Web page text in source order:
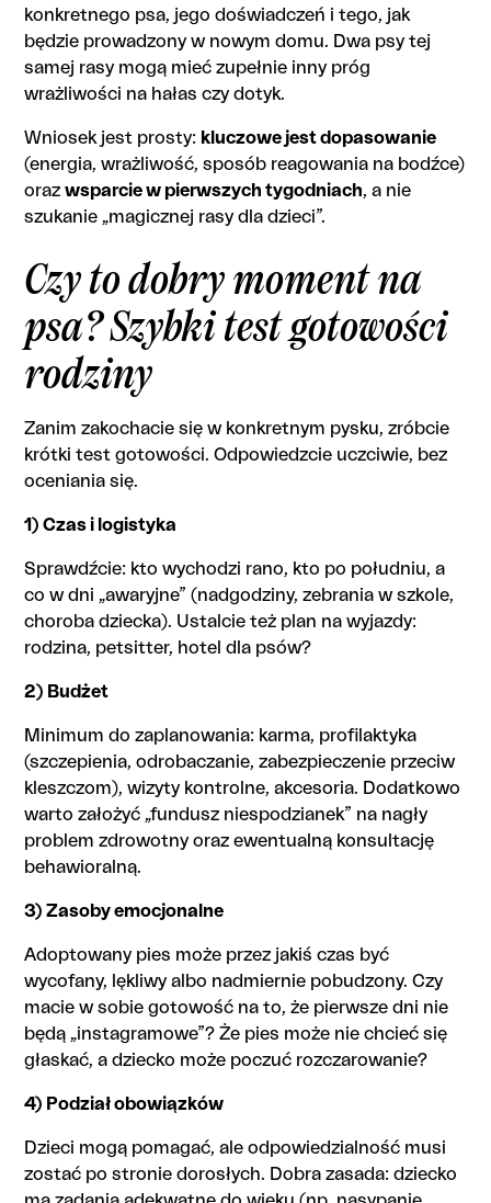
konkretnego psa, jego doświadczeń i tego, jak
będzie prowadzony w nowym domu. Dwa psy tej
samej rasy mogą mieć zupełnie inny próg
wrażliwości na hałas czy dotyk.
Wniosek jest prosty: kluczowe jest dopasowanie
(energia, wrażliwość, sposób reagowania na bodźce)
orazwsparcie w pierwszych tygodniach, a nie
szukanie „magicznej rasy dla dzieci”.
Czy to dobry moment na
psa? Szybki test gotowości
rodziny
Zanim zakochacie się w konkretnym pysku, zróbcie
krótki test gotowości. Odpowiedzcie uczciwie, bez
oceniania się.
1) Czas i logistyka
Sprawdźcie: kto wychodzi rano, kto po południu, a
co w dni „awaryjne” (nadgodziny, zebrania w szkole,
choroba dziecka). Ustalcie też plan na wyjazdy:
rodzina, petsitter, hotel dla psów?
2) Budżet
Minimum do zaplanowania: karma, profilaktyka
(szczepienia, odrobaczanie, zabezpieczenie przeciw
kleszczom), wizyty kontrolne, akcesoria. Dodatkowo
warto założyć „fundusz niespodzianek” na nagły
problem zdrowotny oraz ewentualną konsultację
behawioralną.
3) Zasoby emocjonalne
Adoptowany pies może przez jakiś czas być
wycofany, lękliwy albo nadmiernie pobudzony. Czy
macie w sobie gotowość na to, że pierwsze dni nie
będą „instagramowe”? Że pies może nie chcieć się
głaskać, a dziecko może poczuć rozczarowanie?
4) Podział obowiązków
Dzieci mogą pomagać, ale odpowiedzialność musi
zostać po stronie dorosłych. Dobra zasada: dziecko